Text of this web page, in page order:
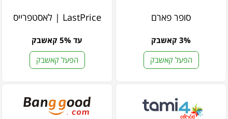
סופר פארם
3% קאשבק
הפעל קאשבק
LastPrice | לאסטפרייס
עד 5% קאשבק
הפעל קאשבק